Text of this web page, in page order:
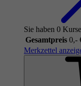
Sie haben 0
Gesamtpreis 0,-
Merkzettel